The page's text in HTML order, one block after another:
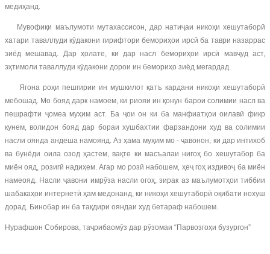
медиҳанд.
Мувофиқи маълумоти мутахассисон, дар натиҷаи никоҳи хешутаборӣ
хатари таваллуди кӯдакони гирифтори бемориҳои ирсӣ ба таври назаррас
зиёд мешавад. Дар ҳолате, ки дар насл бемориҳои ирсӣ мавҷуд аст,
эҳтимоли таваллуди кӯдакони дорои ин бемориҳо зиёд мегардад.
Ягона роҳи пешгирии ин мушкилот қатъ кардани никоҳи хешутаборӣ
мебошад. Мо бояд дарк намоем, ки риояи ин қонун барои солимии насл ва
пешрафти ҷомеа муҳим аст. Ба ҷои он ки ба манфиатҳои оилавӣ фикр
кунем, волидон бояд дар бораи хушбахтии фарзандони худ ва солимии
насли оянда андеша намоянд. Аз ҳама муҳим мо - ҷавонон, ки дар интихоб
ва бунёди оила озод ҳастем, вақте ки масъалаи нигоҳ бо хешутабор ба
миён ояд, розигӣ надиҳем. Агар мо розӣ набошем, ҳеҷ гоҳ издивоҷ ба миён
намеояд. Насли ҷавони имрӯза насли огоҳ, зирак аз маълумотҳои тиббии
шабакаҳои интернетӣ ҳам медонанд, ки никоҳи хешутаборӣ оқибати нохуш
дорад. Бинобар ин ба тақдири ояндаи худ бетараф набошем.
Нурафшон Собирова, таҷрибаомӯз дар рӯзомаи “Парвозгоҳи бузургон”